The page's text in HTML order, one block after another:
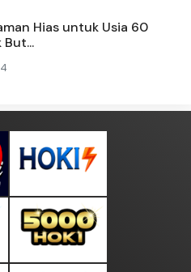
Hias untuk Usia 60